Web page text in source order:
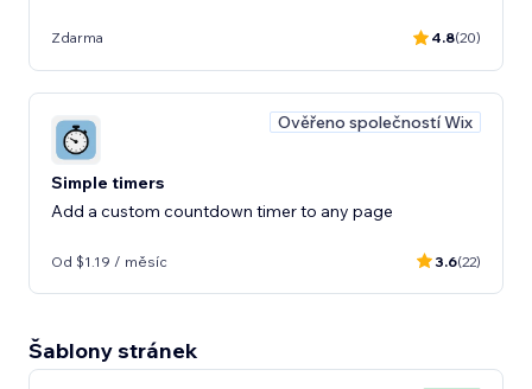
Zdarma 4.8(20)
Ověřeno společností Wix
Simple timers
Add a custom countdown timer to any page
Od $1.19 / měsíc 3.6(22)
Šablony stránek